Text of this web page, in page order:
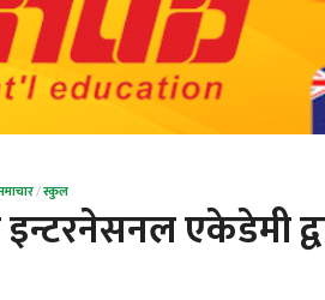
/स्कुल
एकेडेमी